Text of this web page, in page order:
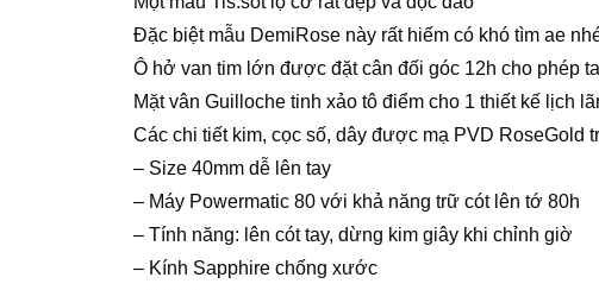
Đặc biệt mẫu DemiRose này rất hiếm có khó tìm ae
Ô hở van tim lớn được đặt cân đối góc 12h cho phép
Mặt vân Guilloche tinh xảo tô điểm cho 1 thiết kế lịch
Các chi tiết kim, cọc số, dây được mạ PVD RoseGold
– Size 40mm dễ lên tay
– Máy Powermatic 80 với khả năng trữ cót lên tớ 80h
– Tính năng: lên cót tay, dừng kim giây khi chỉnh giờ
– Kính Sapphire chống xước